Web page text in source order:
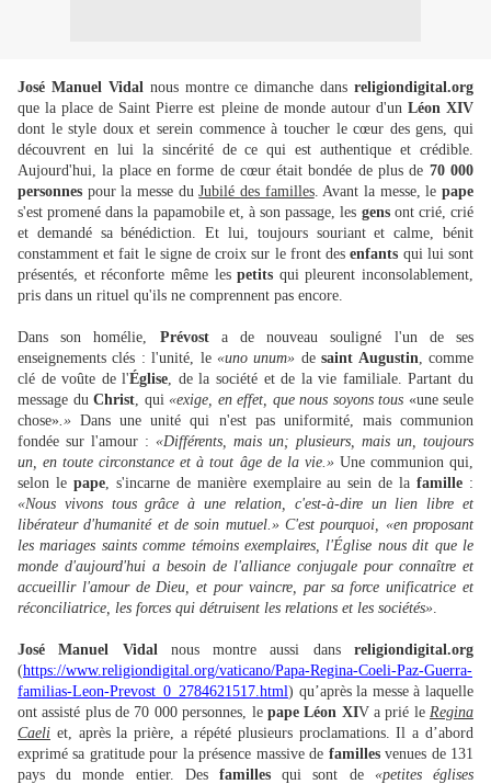
José Manuel Vidalnous montre ce dimanche dans religiondigital.org
que la place de Saint Pierre est pleine de monde autour d'un Léon XIV
dont le style doux et serein commence à toucher le cœur des gens, qui
découvrent en lui la sincérité de ce qui est authentique et crédible.
Aujourd'hui, la place en forme de cœur était bondée de plus de 70 000
personnes pour la messe duJubilé des familles. Avant la messe, lepape
s'est promené dans la papamobile et, à son passage, les gensont crié, crié
et demandé sa bénédiction. Et lui, toujours souriant et calme, bénit
constamment et fait le signe de croix sur le front desenfants qui lui sont
présentés, et réconforte même lespetits qui pleurent inconsolablement,
pris dans un rituel qu'ils ne comprennent pas encore.
Dans son homélie, Prévosta de nouveau souligné l'un de ses
enseignements clés : l'unité, le «uno unum» desaint Augustin, comme
clé de voûte de l'Église, de la société et de la vie familiale. Partant du
message du Christ, qui «exige, en effet, que nous soyons tous «une seule
chose».» Dans une unité qui n'est pas uniformité, mais communion
fondée sur l'amour : «Différents, mais un; plusieurs, mais un, toujours
un, en toute circonstance et à tout âge de la vie.»Une communion qui,
selon le pape, s'incarne de manière exemplaire au sein de lafamille :
«Nous vivons tous grâce à une relation, c'est-à-dire un lien libre et
libérateur d'humanité et de soin mutuel.» C'est pourquoi, «en proposant
les mariages saints comme témoins exemplaires, l'Église nous dit que le
monde d'aujourd'hui a besoin de l'alliance conjugale pour connaître et
accueillir l'amour de Dieu, et pour vaincre, par sa force unificatrice et
réconciliatrice, les forces qui détruisent les relations et les sociétés».
José Manuel Vidalnous montre aussi dansreligiondigital.org
(https://www.religiondigital.org/vaticano/Papa-Regina-Coeli-Paz-Guerra-
familias-Leon-Prevost_0_2784621517.html) qu’après la messe à laquelle
ont assisté plus de 70 000 personnes, le pape Léon XIV a prié leRegina
Caeli et, après la prière, a répété plusieurs proclamations. Il a d’abord
exprimé sa gratitude pour la présence massive de famillesvenues de 131
pays du monde entier. Des familles qui sont de «petites églises